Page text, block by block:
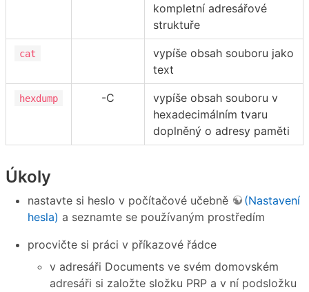
kompletní adresářové
struktuře
cat
vypíše obsah souboru jako
text
hexdump -C
vypíše obsah souboru v
hexadecimálním tvaru
doplněný o adresy paměti
Úkoly
nastavte si heslo v počítačové učebně
(Nastavení
hesla) a seznamte se používaným prostředím
procvičte si práci v příkazové řádce
v adresáři Documents ve svém domovském
adresáři si založte složku PRP a v ní podsložku